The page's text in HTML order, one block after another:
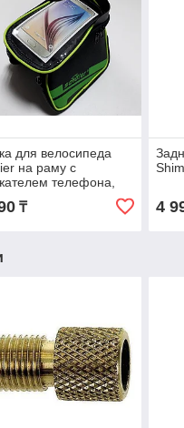
для велосипеда
на раму с
телефона,
RED. Рассрочка.
₸ 4